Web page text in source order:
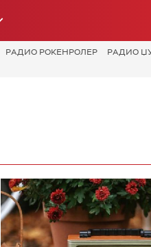
РАДИО РОКЕНРОЛЕР
РАДИО